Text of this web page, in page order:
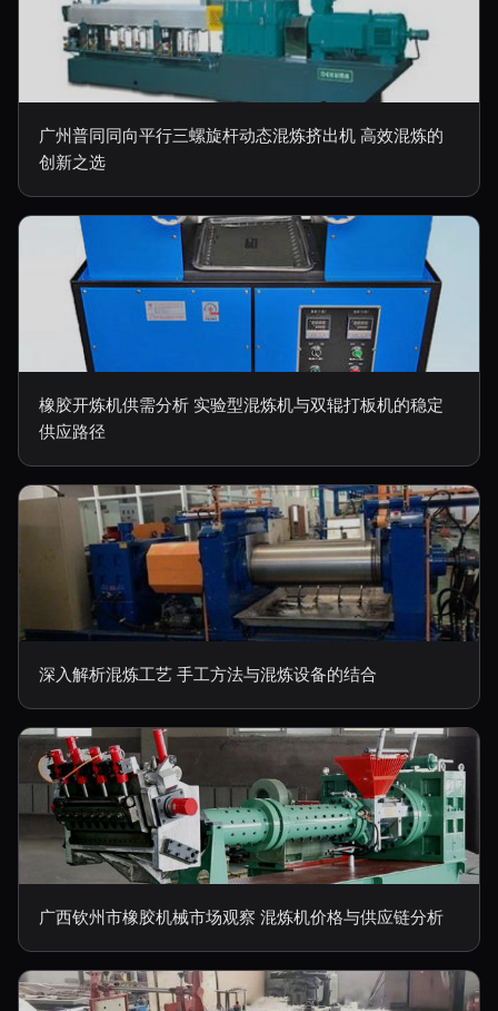
广州普同同向平行三螺旋杆动态混炼挤出机 高效混炼的
创新之选
橡胶开炼机供需分析 实验型混炼机与双辊打板机的稳定
供应路径
深入解析混炼工艺 手工方法与混炼设备的结合
广西钦州市橡胶机械市场观察 混炼机价格与供应链分析